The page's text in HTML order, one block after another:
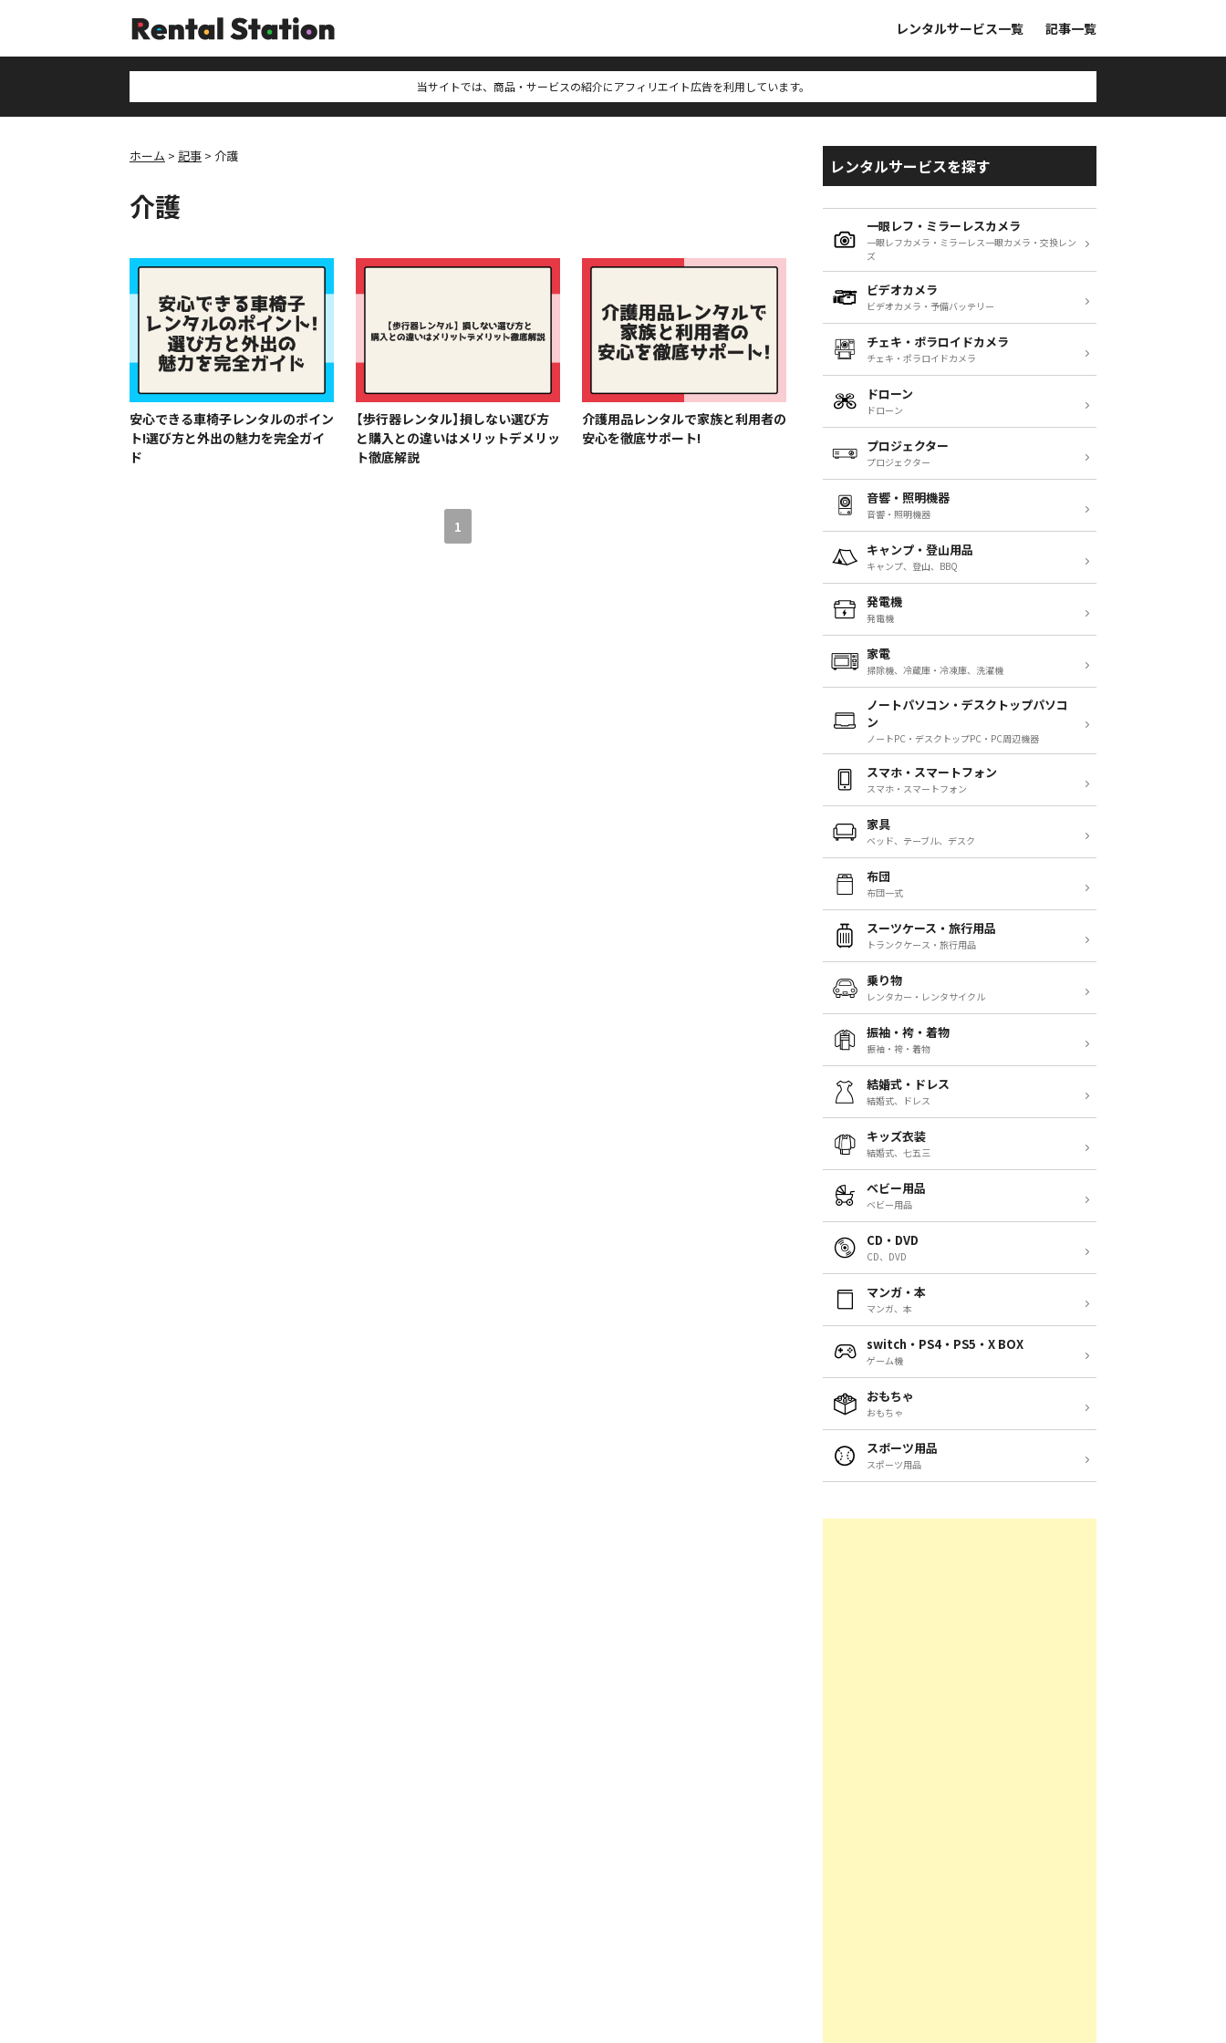
レンタルサービス一覧 記事一覧
当サイトでは、商品・サービスの紹介にアフィリエイト広告を利用しています。
ホーム 記事 介護
介護
安心できる車椅子レンタルのポイン
ト!選び方と外出の魅力を完全ガイ
ド
【歩行器レンタル】損しない選び方
と購入との違いはメリットデメリッ
ト徹底解説
介護用品レンタルで家族と利用者の
安心を徹底サポート!
1
レンタルサービスを探す
一眼レフ・ミラーレスカメラ
一眼レフカメラ・ミラーレス一眼カメラ・交換レン
ズ
ビデオカメラ
ビデオカメラ・予備バッテリー
チェキ・ポラロイドカメラ
チェキ・ポラロイドカメラ
ドローン
ドローン
プロジェクター
プロジェクター
音響・照明機器
音響・照明機器
キャンプ・登山用品
キャンプ、登山、BBQ
発電機
発電機
家電
掃除機、冷蔵庫・冷凍庫、洗濯機
ノートパソコン・デスクトップパソコ
ン
ノートPC・デスクトップPC・PC周辺機器
スマホ・スマートフォン
スマホ・スマートフォン
家具
ベッド、テーブル、デスク
布団
布団一式
スーツケース・旅行用品
トランクケース・旅行用品
乗り物
レンタカー・レンタサイクル
振袖・袴・着物
振袖・袴・着物
結婚式・ドレス
結婚式、ドレス
キッズ衣装
結婚式、七五三
ベビー用品
ベビー用品
CD・DVD
CD、DVD
マンガ・本
マンガ、本
switch・PS4・PS5・X BOX
ゲーム機
おもちゃ
おもちゃ
スポーツ用品
スポーツ用品